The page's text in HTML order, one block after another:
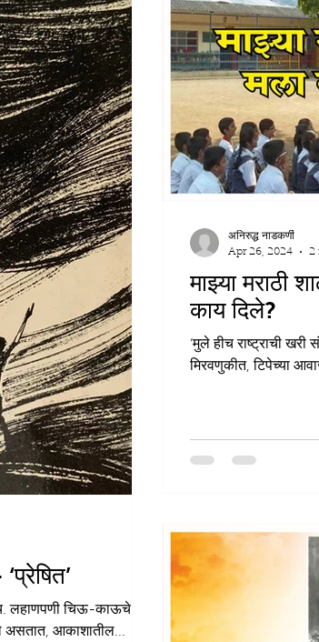
लहाणपणी चिऊ-काऊचे घास
देखील आपल्याला आईने चांदोमामा दाखवून भरवलेले असतात, आकाशातील...
माझ्या मराठी
‘मुले हीच राष्ट्राची खरी
मिरवणुकीत, टिपेच्या
अनिरुद्ध नाडकर्णी
Apr 26, 2024
2